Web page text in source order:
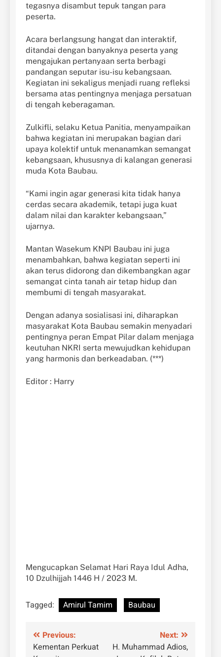
tegasnya disambut tepuk tangan para
peserta.
Acara berlangsung hangat dan interaktif,
ditandai dengan banyaknya peserta yang
mengajukan pertanyaan serta berbagi
pandangan seputar isu-isu kebangsaan.
Kegiatan ini sekaligus menjadi ruang refleksi
bersama atas pentingnya menjaga persatuan
di tengah keberagaman.
Zulkifli, selaku Ketua Panitia, menyampaikan
bahwa kegiatan ini merupakan bagian dari
upaya kolektif untuk menanamkan semangat
kebangsaan, khususnya di kalangan generasi
muda Kota Baubau.
“Kami ingin agar generasi kita tidak hanya
cerdas secara akademik, tetapi juga kuat
dalam nilai dan karakter kebangsaan,”
ujarnya.
Mantan Wasekum KNPI Baubau ini juga
menambahkan, bahwa kegiatan seperti ini
akan terus didorong dan dikembangkan agar
semangat cinta tanah air tetap hidup dan
membumi di tengah masyarakat.
Dengan adanya sosialisasi ini, diharapkan
masyarakat Kota Baubau semakin menyadari
pentingnya peran Empat Pilar dalam menjaga
keutuhan NKRI serta mewujudkan kehidupan
yang harmonis dan berkeadaban. (***)
Editor : Harry
Mengucapkan Selamat Hari Raya Idul Adha,
10 Dzulhijjah 1446 H / 2023 M.
Tagged: Amirul Tamim Baubau
Navigasi
Previous:
Kementan Perkuat
Next:
H. Muhammad Adios,